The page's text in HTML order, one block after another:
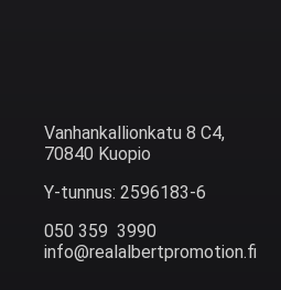
Vanhankallionkatu 8 C4,
70840 Kuopio
Y-tunnus: 2596183-6
050 359 3990
info@realalbertpromotion.fi